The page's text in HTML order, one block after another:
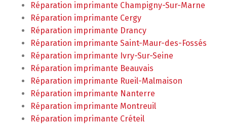
Réparation imprimante Champigny-Sur-Marne
Réparation imprimante Cergy
Réparation imprimante Drancy
Réparation imprimante Saint-Maur-des-Fossés
Réparation imprimante Ivry-Sur-Seine
Réparation imprimante Beauvais
Réparation imprimante Rueil-Malmaison
Réparation imprimante Nanterre
Réparation imprimante Montreuil
Réparation imprimante Créteil